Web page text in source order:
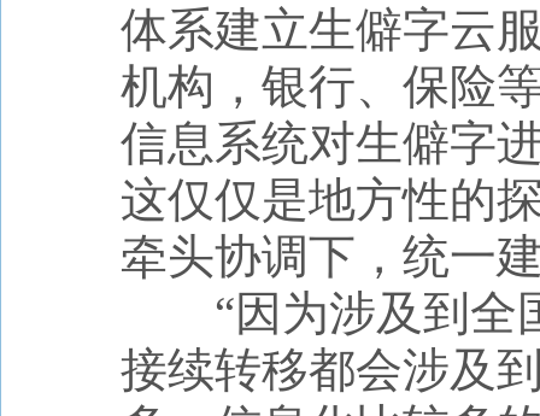
体系建立生僻字云
机构，银行、保险
信息系统对生僻字
这仅仅是地方性的
牵头协调下，统一
“因为涉及到全
接续转移都会涉及